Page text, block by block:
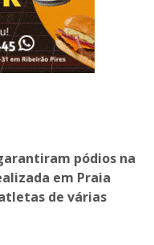
pódios na
em Praia
de várias